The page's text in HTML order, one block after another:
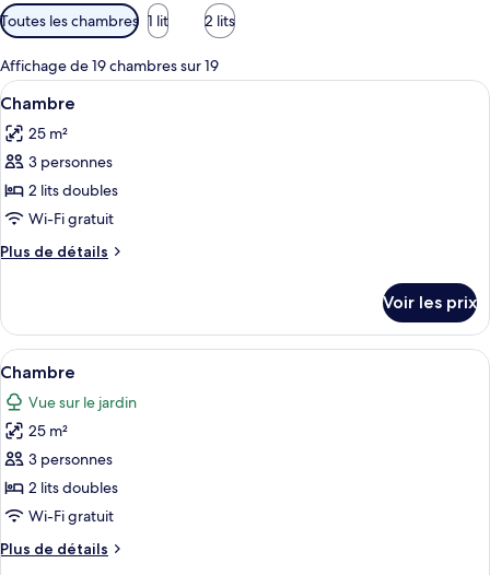
Filtres
disponibles
pour
les
chambres
Toutes les chambres 1 lit 2 lits
Affichage de 19 chambres sur 19
Afficher
toutes
les
photos
pour
ce
type
de
Chambre
Articles gratuits dans le mini-bar,
5
Chambre
25 m²
3 personnes
2 lits doubles
Wi-Fi gratuit
Plus de détails
Plus
le
type
de
Chambre
Voir les prix
Afficher
toutes
les
photos
pour
ce
type
chambre :
Articles gratuits dans le mini-bar,
6
Chambre
Vue sur le jardin
25 m²
3 personnes
2 lits doubles
Wi-Fi gratuit
Plus de détails
Plus